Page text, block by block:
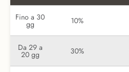
Fino a 30
gg 10%
Da 29 a
20 gg 30%